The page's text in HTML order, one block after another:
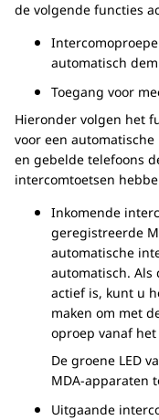
de volgende functies
automatisch
Toegang voor
Hieronder volgen het
voor een
en gebelde telefoons
intercomtoetsen
Inkomende
geregistreerde
automatische
automatisch. Als
actief is, kunt u
maken om met
oproep vanaf
De groene LED
MDA-apparaten
Uitgaande